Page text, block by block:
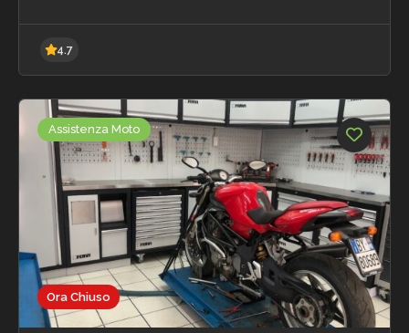
Ora Chiuso
Assistenza Moto